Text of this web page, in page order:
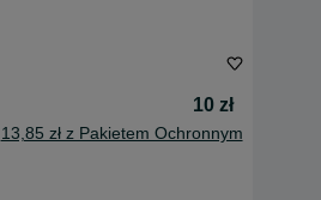
10 zł
13,85 zł z Pakietem Ochronnym